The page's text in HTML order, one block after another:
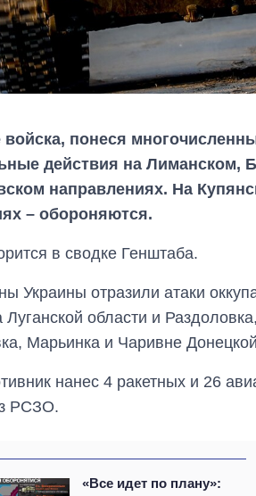
войска, понеся
действия на Лиманском,
направлениях. На
– обороняются.
в сводке Генштаба.
Украины отразили атаки
Луганской области и
Марьинка и Чаривне
нанес 4 ракетных и 26
РСЗО.
«Все идет по плану»: